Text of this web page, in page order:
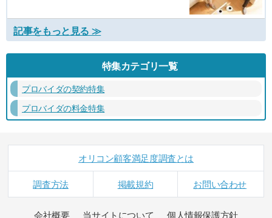
記事をもっと見る ≫
特集カテゴリ一覧
プロバイダの契約特集
プロバイダの料金特集
オリコン顧客満足度調査とは
調査方法 掲載規約 お問い合わせ
会社概要 当サイトについて 個人情報保護方針